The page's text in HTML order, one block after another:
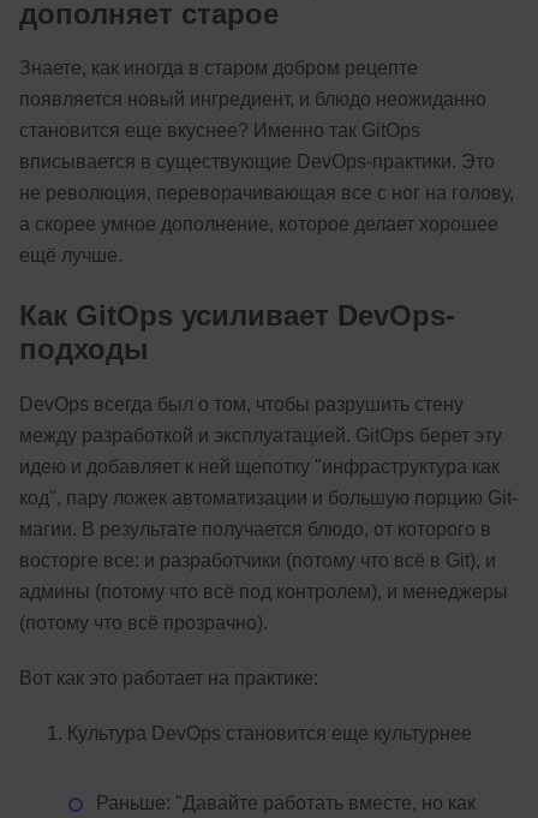
дополняет старое
Знаете, как иногда в старом добром рецепте
появляется новый ингредиент, и блюдо неожиданно
становится еще вкуснее? Именно так GitOps
вписывается в существующие DevOps-практики. Это
не революция, переворачивающая все с ног на голову,
а скорее умное дополнение, которое делает хорошее
ещё лучше.
Как GitOps усиливает DevOps-
подходы
DevOps всегда был о том, чтобы разрушить стену
между разработкой и эксплуатацией. GitOps берет эту
идею и добавляет к ней щепотку "инфраструктура как
код", пару ложек автоматизации и большую порцию Git-
магии. В результате получается блюдо, от которого в
восторге все: и разработчики (потому что всё в Git), и
админы (потому что всё под контролем), и менеджеры
(потому что всё прозрачно).
Вот как это работает на практике:
Культура DevOps становится еще культурнее
Раньше: "Давайте работать вместе, но как